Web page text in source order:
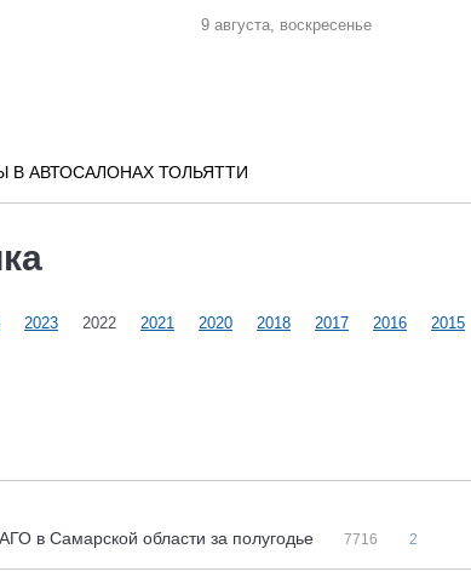
9 августа, воскресенье
В АВТОСАЛОНАХ ТОЛЬЯТТИ
2023 2022 2021 2020 2018 2017 2016 2015
в Самарской области за полугодье
7716 2